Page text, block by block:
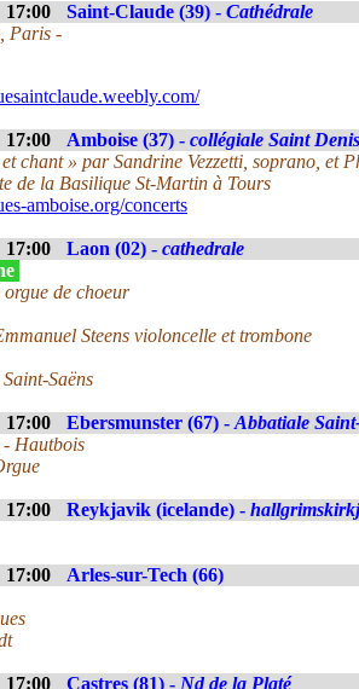
17:00 Saint-Claude (39) - Cathédrale
Paris -
17:00 Amboise (37) - collégiale Saint Denis
chant » par Sandrine Vezzetti, soprano, et
de la Basilique St-Martin à Tours
amboise.org/concerts
17:00 Laon (02) - cathedrale
orgue de choeur
Steens violoncelle et trombone
Saëns
17:00 Ebersmunster (67) - Abbatiale
- Hautbois
17:00 Reykjavik (icelande) -
17:00
Arles-sur-Tech (66)
17:00 Castres (81) - Nd de la Platé